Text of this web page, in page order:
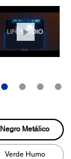
Negro Metálico
Verde Humo